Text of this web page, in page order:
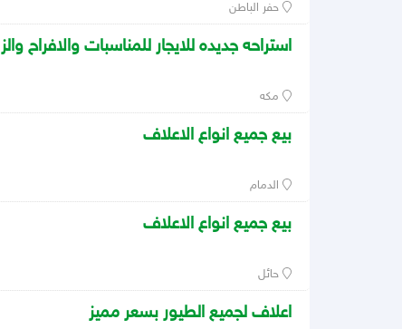
حفر الباطن
استراحه جديده للايجار للمناسبات والافراح والز
مكه
بيع جميع انواع الاعلاف
الدمام
بيع جميع انواع الاعلاف
حائل
اعلاف لجميع الطيور بسعر مميز